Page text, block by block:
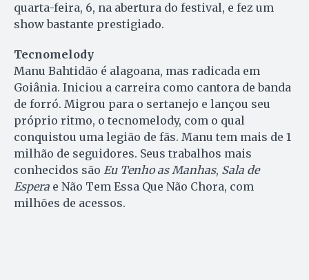
quarta-feira, 6, na abertura do festival, e fez um
show bastante prestigiado.
Tecnomelody
Manu Bahtidão é alagoana, mas radicada em
Goiânia. Iniciou a carreira como cantora de banda
de forró. Migrou para o sertanejo e lançou seu
próprio ritmo, o tecnomelody, com o qual
conquistou uma legião de fãs. Manu tem mais de 1
milhão de seguidores. Seus trabalhos mais
conhecidos são Eu Tenho as Manhas, Sala de
Espera e Não Tem Essa Que Não Chora, com
milhões de acessos.